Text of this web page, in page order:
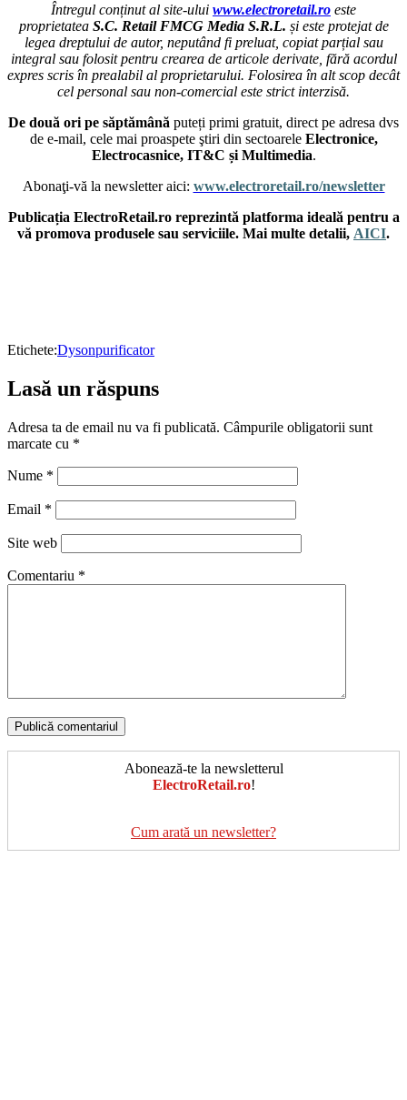
Întregul conținut al site-ului www.electroretail.ro este
proprietatea S.C. Retail FMCG Media S.R.L. și este protejat de
legea dreptului de autor, neputând fi preluat, copiat parțial sau
integral sau folosit pentru crearea de articole derivate, fără acordul
expres scris în prealabil al proprietarului. Folosirea în alt scop decât
cel personal sau non-comercial este strict interzisă.
De două ori pe săptămână puteți primi gratuit, direct pe adresa dvs
de e-mail, cele mai proaspete ştiri din sectoarele Electronice,
Electrocasnice, IT&C și Multimedia.
Abonaţi-vă la newsletter aici: www.electroretail.ro/newsletter
Publicația ElectroRetail.ro reprezintă platforma ideală pentru a
vă promova produsele sau serviciile. Mai multe detalii, AICI.
Etichete:Dysonpurificator
Lasă un răspuns
Adresa ta de email nu va fi publicată. Câmpurile obligatorii sunt
marcate cu *
Nume *
Email *
Site web
Comentariu *
Abonează-te la newsletterul
ElectroRetail.ro!
Cum arată un newsletter?